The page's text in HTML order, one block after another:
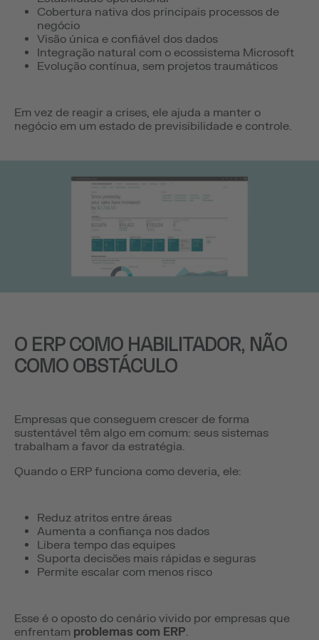
Cobertura nativa dos principais processos de
negócio
Visão única e confiável dos dados
Integração natural com o ecossistema Microsoft
Evolução contínua, sem projetos traumáticos
Em vez de reagir a crises, ele ajuda a manter o
negócio em um estado de previsibilidade e controle.
O ERP COMO HABILITADOR, NÃO
COMO OBSTÁCULO
Empresas que conseguem crescer de forma
sustentável têm algo em comum: seus sistemas
trabalham a favor da estratégia.
Quando o ERP funciona como deveria, ele:
Reduz atritos entre áreas
Aumenta a confiança nos dados
Libera tempo das equipes
Suporta decisões mais rápidas e seguras
Permite escalar com menos risco
Esse é o oposto do cenário vivido por empresas que
enfrentam problemas com ERP.